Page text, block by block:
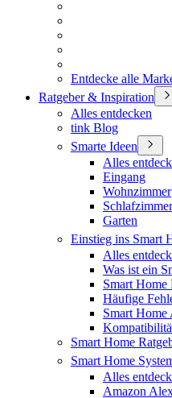
Entdecke alle
Ratgeber & Inspiration
Alles entdecken
tink Blog
Smarte Ideen
Alles
Eingang
Wohnzimmer
Schlafzimmer
Garten
Einstieg ins Smart
Alles
Was ist ein
Smart Home
Häufige
Smart Home
Smart Home
Smart Home
Alles
Amazon